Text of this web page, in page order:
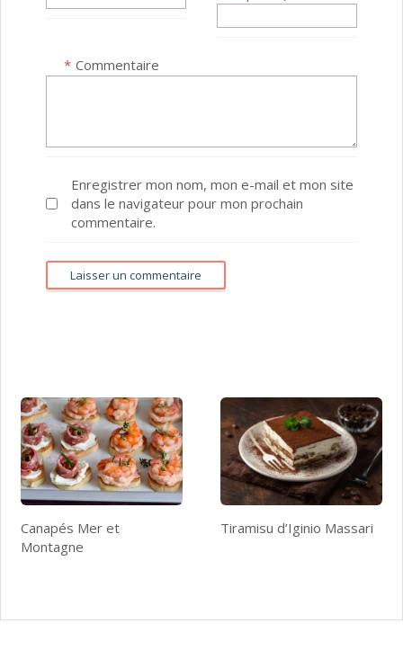
Commentaire
*
Enregistrer mon nom, mon e-mail et mon site
dans le navigateur pour mon prochain
commentaire.
Canapés Mer et
Montagne
Tiramisu d’Iginio Massari